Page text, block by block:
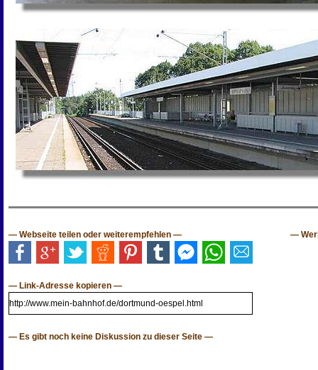
— Webseite teilen oder weiterempfehlen — —
— Link-Adresse kopieren —
— Es gibt noch keine Diskussion zu dieser Seite —